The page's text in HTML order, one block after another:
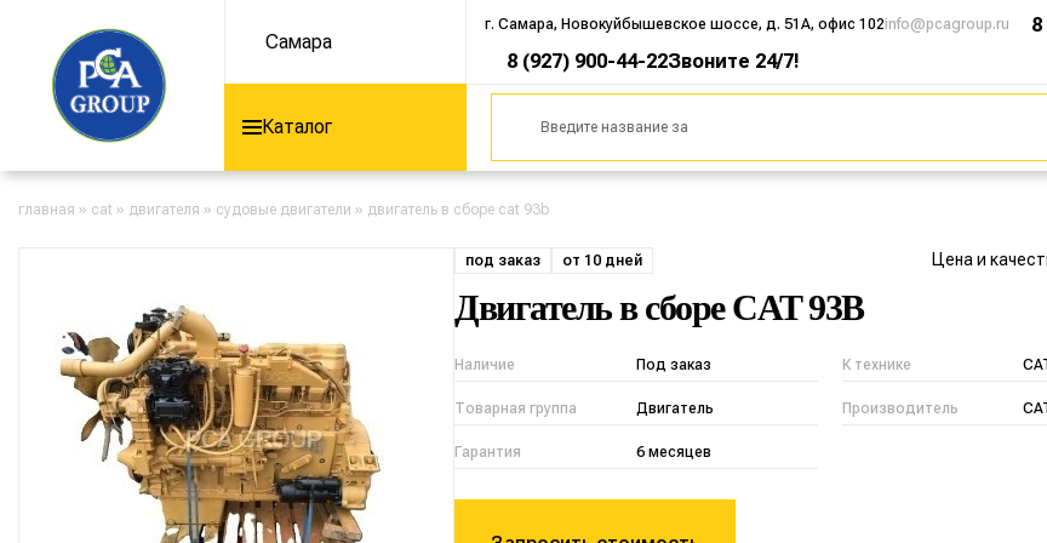
Самара
г. Самара, Новокуйбышевское шоссе, д. 51А, офис 102info@pcagroup.ru
8 (927) 900-44-22Звоните 24/7!
Каталог
главная » cat » двигателя » судовые двигатели » двигатель в сборе cat 93b
под заказ от 10 дней Цена и
Двигатель в сборе CAT 93B
Наличие Под заказ К технике
Товарная группа Двигатель Производитель
Гарантия 6 месяцев